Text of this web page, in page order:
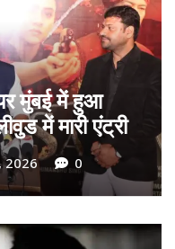
का ‘गोदान’
कर मथुरा से
मान!
0